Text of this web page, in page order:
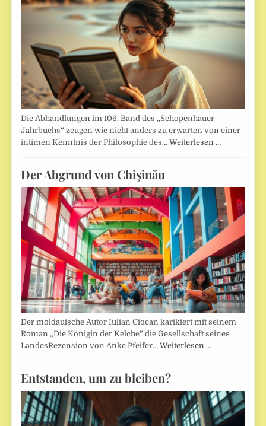
Die Abhandlungen im 106. Band des „Schopenhauer-
Jahrbuchs“ zeugen wie nicht anders zu erwarten von einer
intimen Kenntnis der Philosophie des…Weiterlesen …
Der Abgrund von Chişinău
Der moldauische Autor Iulian Ciocan karikiert mit seinem
Roman „Die Königin der Kelche” die Gesellschaft seines
LandesRezension von Anke Pfeifer…Weiterlesen …
Entstanden, um zu bleiben?